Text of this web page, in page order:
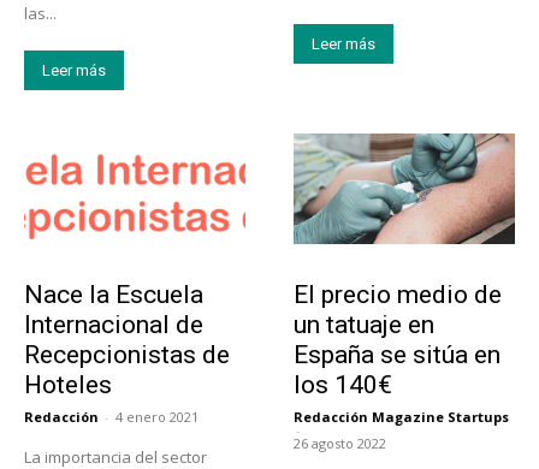
las...
Leer más
Leer más
Nace la Escuela
Internacional de
Recepcionistas de
Hoteles
Redacción - 4 enero 2021
La importancia del sector
El precio medio de
un tatuaje en
España se sitúa en
los 140€
Redacción Magazine Startups
-
26 agosto 2022